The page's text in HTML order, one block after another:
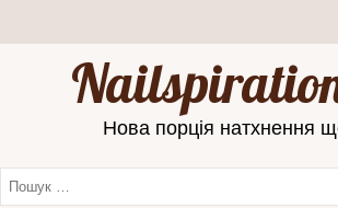
Нова порція натхнення